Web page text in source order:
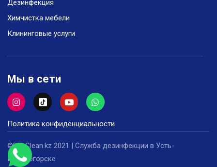
Дезинфекция
Химчистка мебели
Клининговые услуги
Мы в сети
Политика конфиденциальности
©DezClean.kz 2021 | Служба дезинфекции в Усть-
Каменогорске